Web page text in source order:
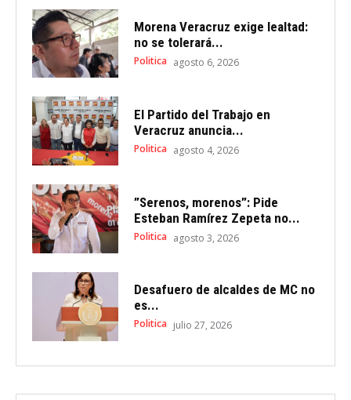
Morena Veracruz exige lealtad:
no se tolerará...
Politica agosto 6, 2026
El Partido del Trabajo en
Veracruz anuncia...
Politica agosto 4, 2026
”Serenos, morenos”: Pide
Esteban Ramírez Zepeta no...
Politica agosto 3, 2026
Desafuero de alcaldes de MC no
es...
Politica julio 27, 2026